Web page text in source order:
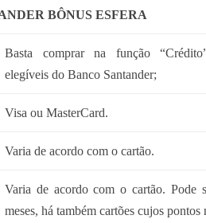
BÔNUS ESFERA
Basta comprar na função
elegíveis do Banco Santander;
Visa ou MasterCard.
Varia de acordo com o cartão.
Varia de acordo com o cartão. Pode
meses, há também cartões cujos pontos